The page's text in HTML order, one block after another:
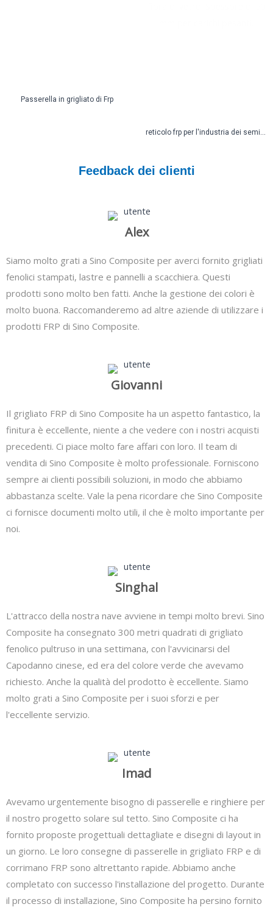
Passerella in grigliato di Frp
Feedback dei clienti
Alex
Siamo molto grati a Sino Composite per averci fornito grigliati
fenolici stampati, lastre e pannelli a scacchiera. Questi
prodotti sono molto ben fatti. Anche la gestione dei colori è
molto buona. Raccomanderemo ad altre aziende di utilizzare i
prodotti FRP di Sino Composite.
Giovanni
Il grigliato FRP di Sino Composite ha un aspetto fantastico, la
finitura è eccellente, niente a che vedere con i nostri acquisti
precedenti. Ci piace molto fare affari con loro. Il team di
vendita di Sino Composite è molto professionale. Forniscono
sempre ai clienti possibili soluzioni, in modo che abbiamo
abbastanza scelte. Vale la pena ricordare che Sino Composite
ci fornisce documenti molto utili, il che è molto importante per
noi.
Singhal
L'attracco della nostra nave avviene in tempi molto brevi. Sino
Composite ha consegnato 300 metri quadrati di grigliato
fenolico pultruso in una settimana, con l'avvicinarsi del
Capodanno cinese, ed era del colore verde che avevamo
richiesto. Anche la qualità del prodotto è eccellente. Siamo
molto grati a Sino Composite per i suoi sforzi e per
l'eccellente servizio.
Imad
Avevamo urgentemente bisogno di passerelle e ringhiere per
il nostro progetto solare sul tetto. Sino Composite ci ha
fornito proposte progettuali dettagliate e disegni di layout in
un giorno. Le loro consegne di passerelle in grigliato FRP e di
corrimano FRP sono altrettanto rapide. Abbiamo anche
completato con successo l'installazione del progetto. Durante
il processo di installazione, Sino Composite ha persino fornito